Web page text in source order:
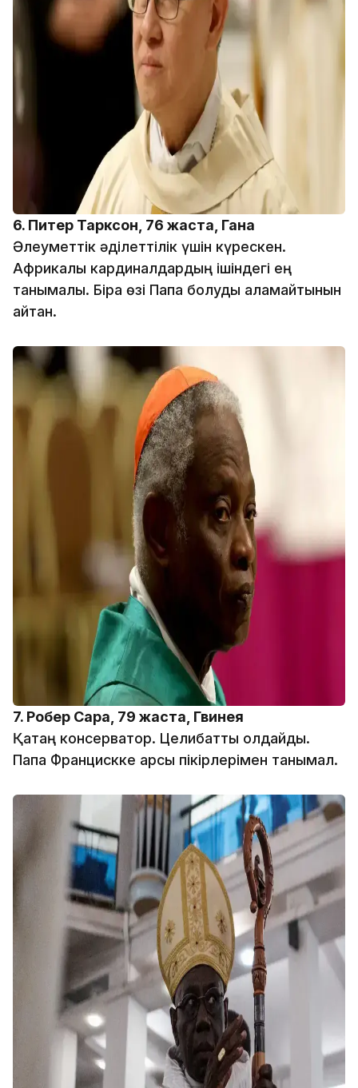
6. Питер Тарксон, 76 жаста, Гана
Әлеуметтік әділеттілік үшін күрескен.
Африкалық кардиналдардың ішіндегі ең
танымалы. Бірақ өзі Папа болуды қаламайтынын
айтқан.
7. Робер Сара, 79 жаста, Гвинея
Қатаң консерватор. Целибатты қолдайды.
Папа Францискке қарсы пікірлерімен танымал.